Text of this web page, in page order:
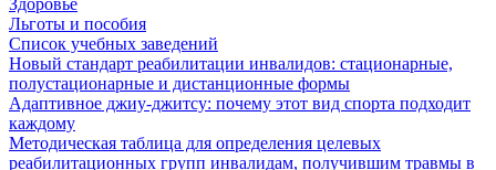
Здоровье
Льготы и пособия
Список учебных заведений
Новый стандарт реабилитации инвалидов: стационарные,
полустационарные и дистанционные формы
Адаптивное джиу-джитсу: почему этот вид спорта подходит
каждому
Методическая таблица для определения целевых
реабилитационных групп инвалидам, получившим травмы в